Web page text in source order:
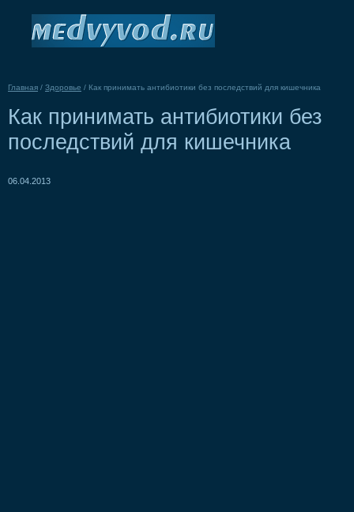
Главная / Здоровье / Как принимать антибиотики без последствий для кишечника
Как принимать антибиотики без
последствий для кишечника
06.04.2013